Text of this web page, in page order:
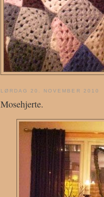
LØRDAG 20. NOVEMBER 2010
Mosehjerte.